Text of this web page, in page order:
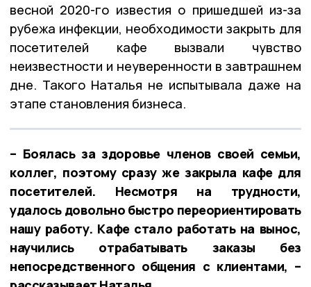
весной 2020-го известия о пришедшей из-за
рубежа инфекции, необходимости закрыть для
посетителей кафе вызвали чувство
неизвестности и неуверенности в завтрашнем
дне. Такого Наталья не испытывала даже на
этапе становления бизнеса.
– Боялась за здоровье членов своей семьи,
коллег, поэтому сразу же закрыла кафе для
посетителей. Несмотря на трудности,
удалось довольно быстро переориентировать
нашу работу. Кафе стало работать на вынос,
научились отрабатывать заказы без
непосредственного общения с клиентами, –